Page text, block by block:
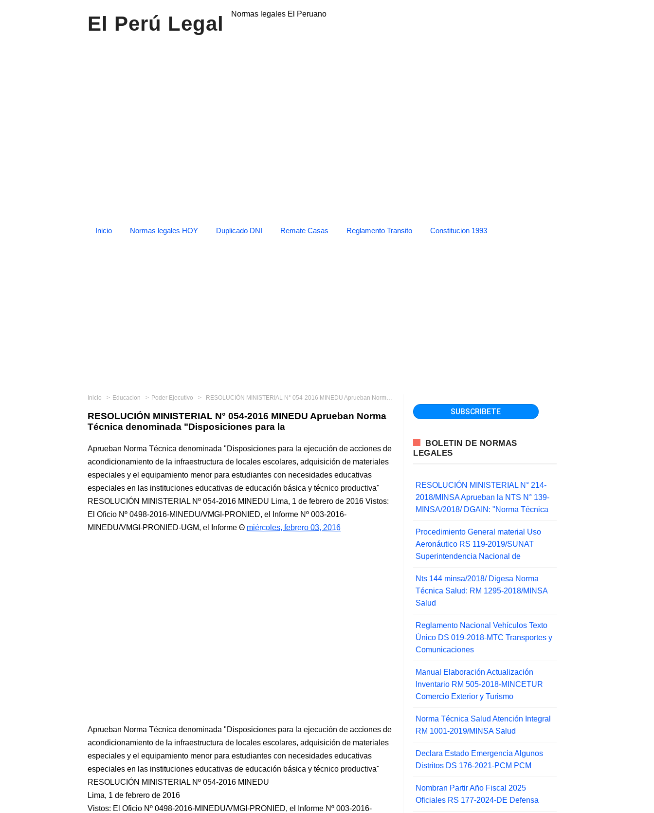
El Perú Legal Normas legales El Peruano
Inicio Normas legales HOY Duplicado DNI Remate Casas Reglamento Transito Constitucion 1993
Inicio Educacion Poder Ejecutivo RESOLUCIÓN MINISTERIAL N° 054-2016 MINEDU Aprueban Norma Técnica denominada "Disposiciones para la
RESOLUCIÓN MINISTERIAL N° 054-2016 MINEDU Aprueban Norma
Técnica denominada "Disposiciones para la
Aprueban Norma Técnica denominada "Disposiciones para la ejecución de acciones de
acondicionamiento de la infraestructura de locales escolares, adquisición de materiales
especiales y el equipamiento menor para estudiantes con necesidades educativas
especiales en las instituciones educativas de educación básica y técnico productiva"
RESOLUCIÓN MINISTERIAL Nº 054-2016 MINEDU Lima, 1 de febrero de 2016 Vistos:
El Oficio Nº 0498-2016-MINEDU/VMGI-PRONIED, el Informe Nº 003-2016-
MINEDU/VMGI-PRONIED-UGM, el Informe
miércoles, febrero 03, 2016
Aprueban Norma Técnica denominada "Disposiciones para la ejecución de acciones de
acondicionamiento de la infraestructura de locales escolares, adquisición de materiales
especiales y el equipamiento menor para estudiantes con necesidades educativas
especiales en las instituciones educativas de educación básica y técnico productiva"
RESOLUCIÓN MINISTERIAL Nº 054-2016 MINEDU
Lima, 1 de febrero de 2016
Vistos: El Oficio Nº 0498-2016-MINEDU/VMGI-PRONIED, el Informe Nº 003-2016-
BOLETIN DE NORMAS
LEGALES
RESOLUCIÓN MINISTERIAL N° 214-
2018/MINSA Aprueban la NTS N° 139-
MINSA/2018/ DGAIN: "Norma Técnica
Procedimiento General material Uso
Aeronáutico RS 119-2019/SUNAT
Superintendencia Nacional de
Nts 144 minsa/2018/ Digesa Norma
Técnica Salud: RM 1295-2018/MINSA
Salud
Reglamento Nacional Vehículos Texto
Único DS 019-2018-MTC Transportes y
Comunicaciones
Manual Elaboración Actualización
Inventario RM 505-2018-MINCETUR
Comercio Exterior y Turismo
Norma Técnica Salud Atención Integral
RM 1001-2019/MINSA Salud
Declara Estado Emergencia Algunos
Distritos DS 176-2021-PCM PCM
Nombran Partir Año Fiscal 2025
Oficiales RS 177-2024-DE Defensa